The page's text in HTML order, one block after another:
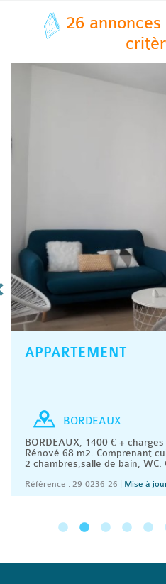
26
APPARTEMENT
BORDEAUX
BORDEAUX, 1400 € +
Rénové 68 m2. Comprenant
2 chambres,salle de bain, WC.
Référence : 29-0236-26 Mise à